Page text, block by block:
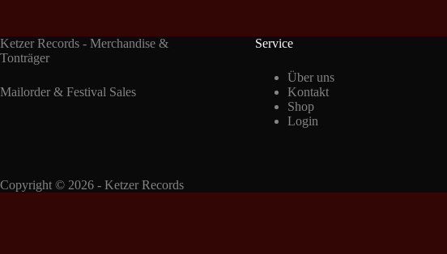
Ketzer Records - Merchandise &
Tonträger
Mailorder & Festival Sales
Service
Über uns
Kontakt
Shop
Login
Copyright © 2026 - Ketzer Records